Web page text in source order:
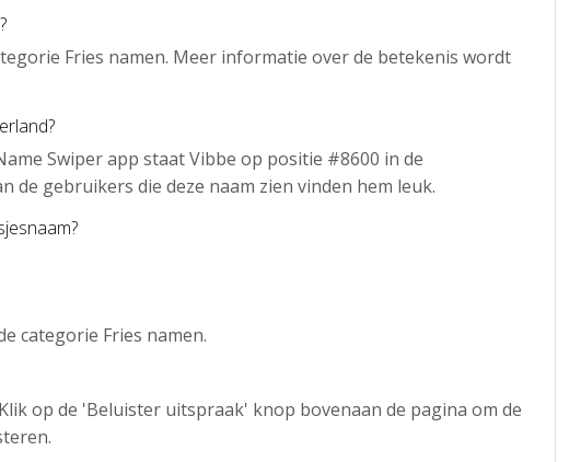
Fries namen. Meer informatie over de betekenis wordt
Swiper app staat Vibbe op positie #8600 in de
de gebruikers die deze naam zien vinden hem leuk.
categorie Fries namen.
op de 'Beluister uitspraak' knop bovenaan de pagina om de